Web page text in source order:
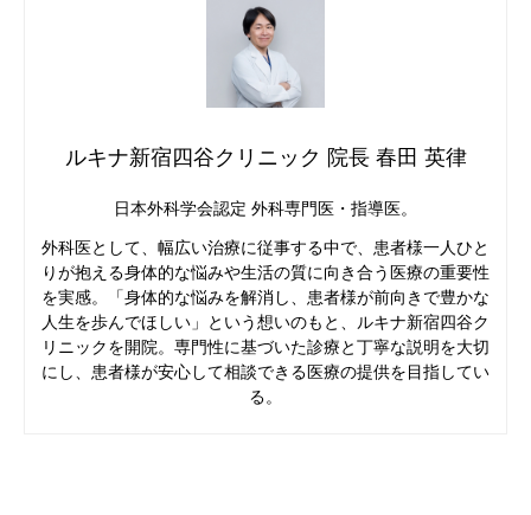
ルキナ新宿四谷クリニック 院長 春田 英律
日本外科学会認定 外科専門医・指導医。
外科医として、幅広い治療に従事する中で、患者様一人ひと
りが抱える身体的な悩みや生活の質に向き合う医療の重要性
を実感。「身体的な悩みを解消し、患者様が前向きで豊かな
人生を歩んでほしい」という想いのもと、ルキナ新宿四谷ク
リニックを開院。専門性に基づいた診療と丁寧な説明を大切
にし、患者様が安心して相談できる医療の提供を目指してい
る。